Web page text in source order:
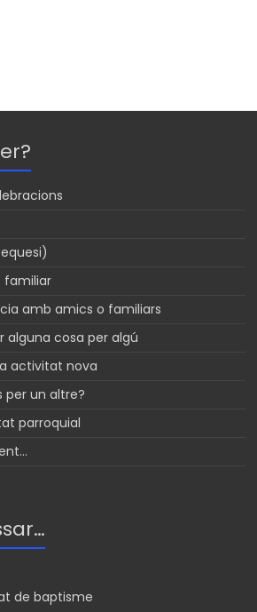
familiar
amb amics o familiars
alguna cosa per algú
activitat nova
per un altre?
parroquial
de baptisme